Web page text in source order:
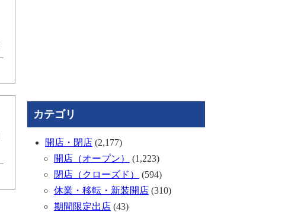
カテゴリ
開店・閉店 (2,177)
開店（オープン）
(1,223)
閉店（クローズド）
(594)
休業・移転・新装開店 (310)
期間限定出店 (43)